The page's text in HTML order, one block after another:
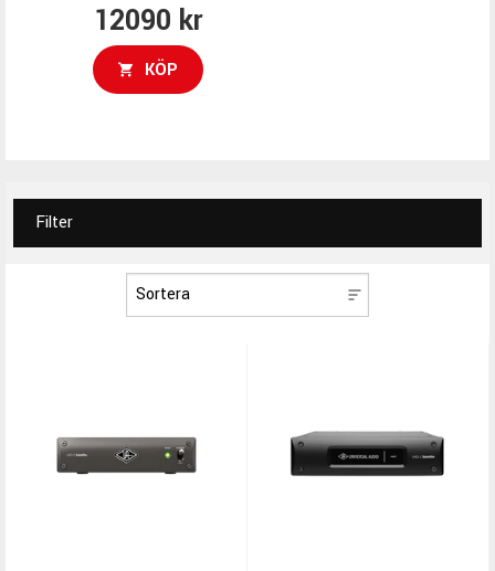
12090 kr
KÖP
Filter